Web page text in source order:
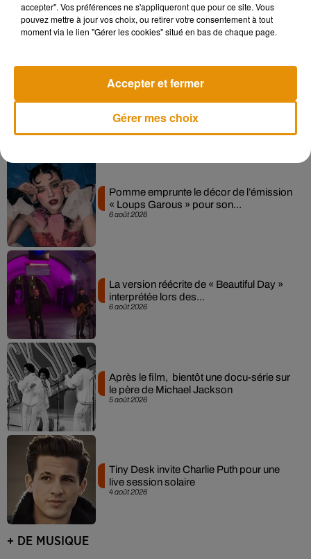
7 août 2026
Madonna sort enfin le remix de « Love
Sensation » avec Kylie Minogue
7 août 2026
collaboration tant attendue
6 août 2026
Pomme emprunte le décor de l’émission
« Loups Garous » pour son...
6 août 2026
La version réécrite de « Beautiful Day »
interprétée lors des...
5 août 2026
Après le film, bientôt une docu-série sur
le père de Michael Jackson
4 août 2026
Tiny Desk invite Charlie Puth pour une
live session solaire
+ DE MUSIQUE
accepter". Vos préférences ne s'appliqueront que pour ce site. Vous
pouvez mettre à jour vos choix, ou retirer votre consentement à tout
moment via le lien "Gérer les cookies" situé en bas de chaque page.
Gérer mes choix
Accepter et fermer